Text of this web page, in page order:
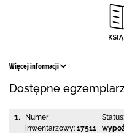
Więcej informacji
Dostępne
1.
Numer
inwentarzowy: 17511
Status: